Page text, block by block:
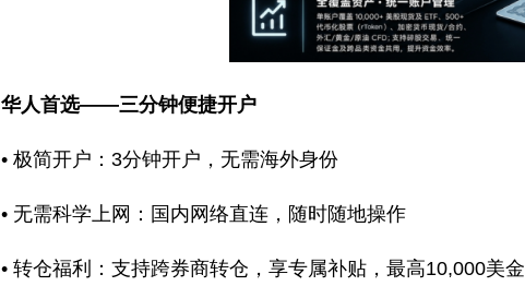
华人首选——三分钟便捷开户
• 极简开户：3分钟开户，无需海外身份
• 无需科学上网：国内网络直连，随时随地操作
• 转仓福利：支持跨券商转仓，享专属补贴，最高10,000美金